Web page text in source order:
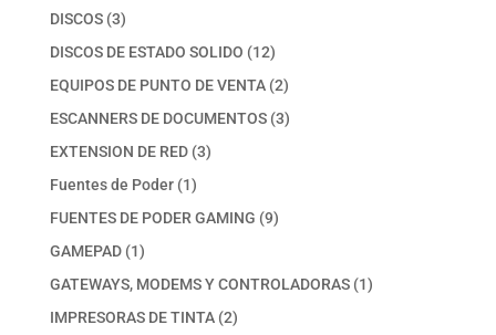
DISCOS 33
productos
DISCOS DE ESTADO SOLIDO 1212
productos
EQUIPOS DE PUNTO DE VENTA 22
productos
ESCANNERS DE DOCUMENTOS 33
EXTENSION DE RED 33
Fuentes de Poder 11
producto
FUENTES DE PODER GAMING 99
GAMEPAD 11
producto
GATEWAYS, MODEMS Y CONTROLADORAS 11
IMPRESORAS DE TINTA 22